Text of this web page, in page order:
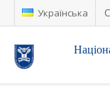
Українська